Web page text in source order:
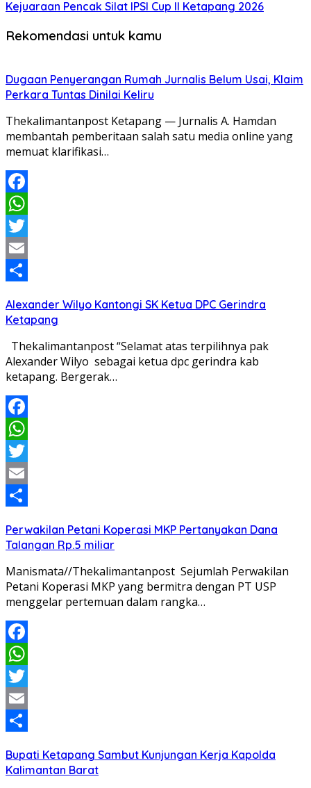
Kejuaraan Pencak Silat IPSI Cup II Ketapang 2026
Rekomendasi untuk kamu
Dugaan Penyerangan Rumah Jurnalis Belum Usai, Klaim
Perkara Tuntas Dinilai Keliru
Thekalimantanpost Ketapang — Jurnalis A. Hamdan
membantah pemberitaan salah satu media online yang
memuat klarifikasi…
Facebook
WhatsApp
Twitter
Email
Alexander Wilyo Kantongi SK Ketua DPC Gerindra
Ketapang
Thekalimantanpost “Selamat atas terpilihnya pak
Alexander Wilyo sebagai ketua dpc gerindra kab
ketapang. Bergerak…
Facebook
WhatsApp
Twitter
Email
Perwakilan Petani Koperasi MKP Pertanyakan Dana
Talangan Rp.5 miliar
Manismata//Thekalimantanpost Sejumlah Perwakilan
Petani Koperasi MKP yang bermitra dengan PT USP
menggelar pertemuan dalam rangka…
Facebook
WhatsApp
Twitter
Email
Bupati Ketapang Sambut Kunjungan Kerja Kapolda
Kalimantan Barat